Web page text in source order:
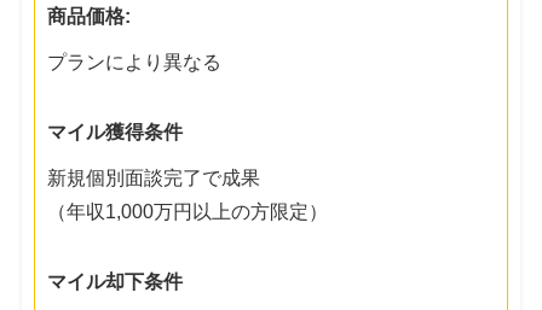
商品価格:
プランにより異なる
マイル獲得条件
新規個別面談完了で成果
（年収1,000万円以上の方限定）
マイル却下条件